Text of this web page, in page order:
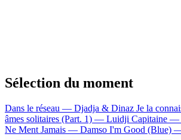
Sélection du moment
Dans le réseau — Djadja & Dinaz Je la
âmes solitaires (Part. 1) — Luidji Capitaine —
Ne Ment Jamais — Damso I'm Good (Blue)